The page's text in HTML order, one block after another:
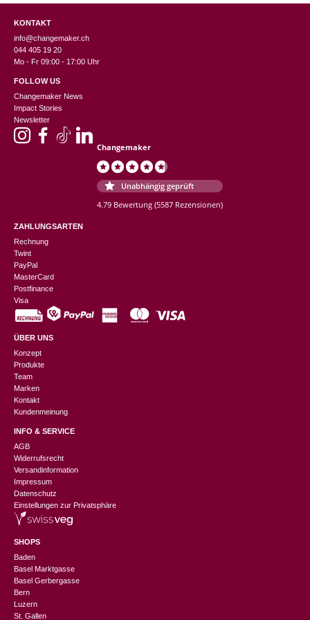
KONTAKT
info@changemaker.ch
044 405 19 20
Mo - Fr 09:00 - 17:00 Uhr
FOLLOW US
Changemaker News
Impact Stories
Newsletter
Changemaker
Unabhängig geprüft
4.79 Bewertung (5587 Rezensionen)
ZAHLUNGSARTEN
Rechnung
Twint
PayPal
MasterCard
Postfinance
Visa
ÜBER UNS
Konzept
Produkte
Team
Marken
Kontakt
Kundenmeinung
INFO & SERVICE
AGB
Widerrufsrecht
Versandinformation
Impressum
Datenschutz
Einstellungen zur Privatsphäre
SHOPS
Baden
Basel Marktgasse
Basel Gerbergasse
Bern
Luzern
St. Gallen